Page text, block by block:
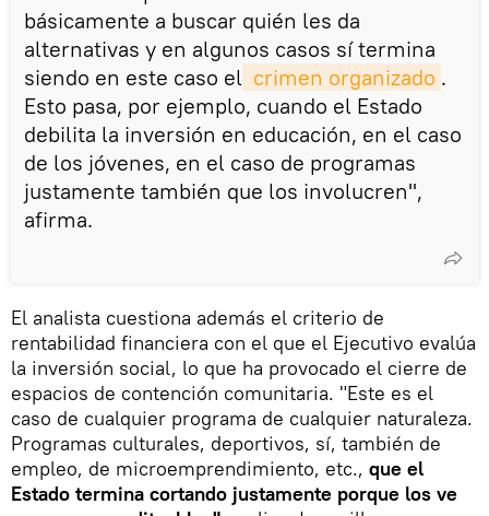
básicamente a buscar quién les da
alternativas y en algunos casos sí termina
siendo en este caso el crimen organizado .
Esto pasa, por ejemplo, cuando el Estado
debilita la inversión en educación, en el caso
de los jóvenes, en el caso de programas
justamente también que los involucren",
afirma.
El analista cuestiona además el criterio de
rentabilidad financiera con el que el Ejecutivo evalúa
la inversión social, lo que ha provocado el cierre de
espacios de contención comunitaria. "Este es el
caso de cualquier programa de cualquier naturaleza.
Programas culturales, deportivos, sí, también de
empleo, de microemprendimiento, etc., que el
Estado termina cortando justamente porque los ve